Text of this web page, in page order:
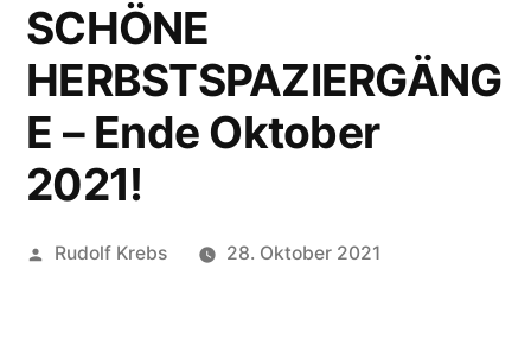
SCHÖNE
HERBSTSPAZIERGÄNG
E – Ende Oktober
2021!
Veröffentlicht
Rudolf Krebs 28. Oktober 2021